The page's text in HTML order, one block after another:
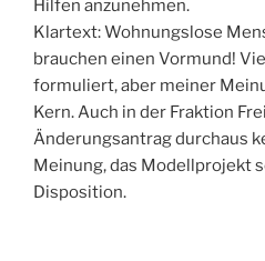
Hilfen anzunehmen.
Klartext: Wohnungslose
brauchen einen Vormund!
formuliert, aber meiner
Kern. Auch in der Fraktion
Änderungsantrag durchaus
Meinung, das Modellprojekt
Disposition.